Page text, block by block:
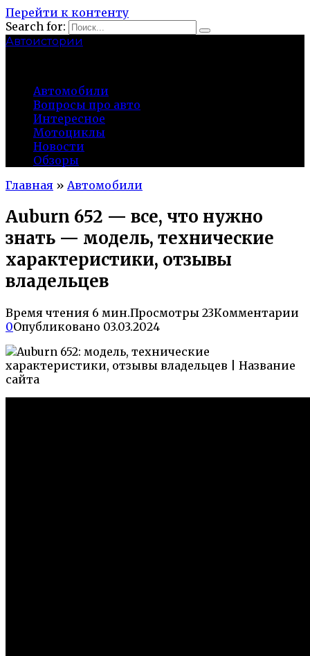
Перейти к контенту
Search for:
Автоистории
Автомобили
Вопросы про авто
Интересное
Мотоциклы
Новости
Обзоры
Главная » Автомобили
Auburn 652 — все, что нужно
знать — модель, технические
характеристики, отзывы
владельцев
Время чтения 6 мин.Просмотры 23Комментарии
0Опубликовано 03.03.2024